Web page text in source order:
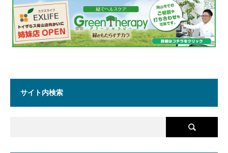
サイト内検索